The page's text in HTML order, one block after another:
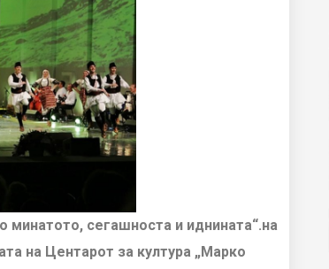
минатото, сегашноста и иднината“.на
на Центарот за култура „Марко